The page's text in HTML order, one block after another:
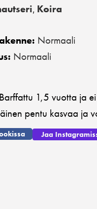
, Koira
Normaali
Normaali
1,5 vuotta ja
pentu kasvaa ja
Jaa